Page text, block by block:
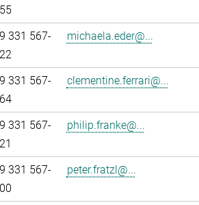
331 567-
michaela.eder@...
331 567-
clementine.ferrari@...
331 567-
philip.franke@...
331 567-
peter.fratzl@...